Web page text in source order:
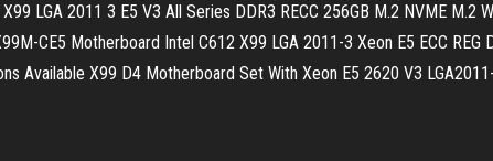
LGA 2011 3 E5 V3 All Series DDR3 RECC 256GB M.2 NVME
CE5 Motherboard Intel C612 X99 LGA 2011-3 Xeon E5 ECC
Available X99 D4 Motherboard Set With Xeon E5 2620 V3